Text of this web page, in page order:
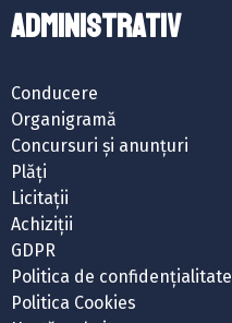
ADMINISTRATIV
Conducere
Organigramă
Concursuri și anunțuri
Plăți
Licitații
Achiziții
GDPR
Politica de confidențialitate
Politica Cookies